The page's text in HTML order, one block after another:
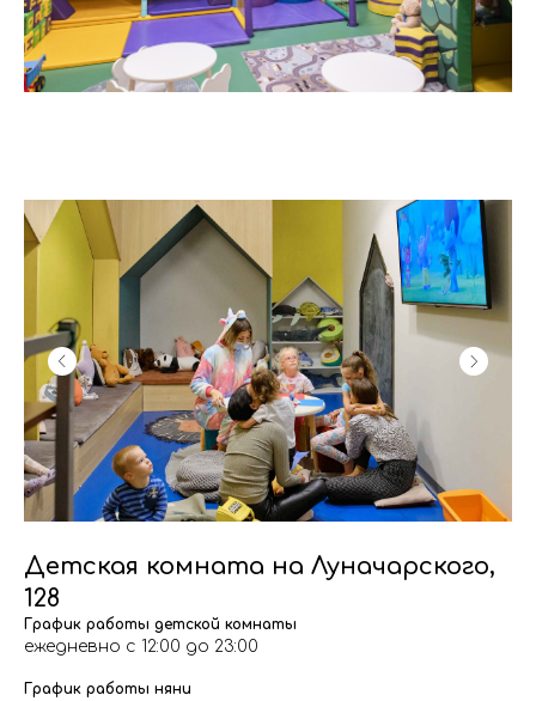
Детская комната на Луначарского,
128
График работы детской комнаты
ежедневно с 12:00 до 23:00
График работы няни